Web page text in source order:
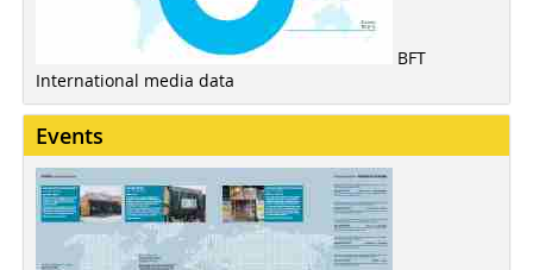
BFT
International media data
Events